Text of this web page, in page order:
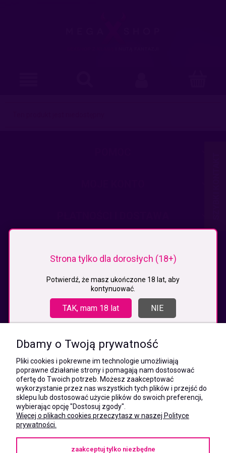
NIP:5532412527
REGON:241846517
ul. Świętej Jadwigi Śląskiej 13,
34-300 Sienna
(Mateusz)
kom.:
731 805 731
(Monika)
e-mail:
kontakt@megaxshop.pl
Podaj swój adres e-mail aby otrzymywać kupony rabatowe na zakupy
Strona tylko dla dorosłych (18+)
Potwierdź, że masz ukończone 18 lat, aby
kontynuować.
TAK, mam 18 lat NIE
Dbamy o Twoją prywatność
Pliki cookies i pokrewne im technologie umożliwiają
poprawne działanie strony i pomagają nam dostosować
ofertę do Twoich potrzeb. Możesz zaakceptować
wykorzystanie przez nas wszystkich tych plików i przejść do
sklepu lub dostosować użycie plików do swoich preferencji,
wybierając opcję "Dostosuj zgody".
Więcej o plikach cookies przeczytasz w naszej Polityce
prywatności.
zaakceptuj tylko niezbędne